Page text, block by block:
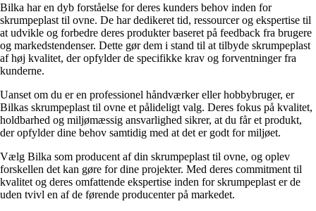
Bilka har en dyb forståelse for deres kunders behov inden for
skrumpeplast til ovne. De har dedikeret tid, ressourcer og ekspertise til
at udvikle og forbedre deres produkter baseret på feedback fra brugere
og markedstendenser. Dette gør dem i stand til at tilbyde skrumpeplast
af høj kvalitet, der opfylder de specifikke krav og forventninger fra
kunderne.
Uanset om du er en professionel håndværker eller hobbybruger, er
Bilkas skrumpeplast til ovne et pålideligt valg. Deres fokus på kvalitet,
holdbarhed og miljømæssig ansvarlighed sikrer, at du får et produkt,
der opfylder dine behov samtidig med at det er godt for miljøet.
Vælg Bilka som producent af din skrumpeplast til ovne, og oplev
forskellen det kan gøre for dine projekter. Med deres commitment til
kvalitet og deres omfattende ekspertise inden for skrumpeplast er de
uden tvivl en af de førende producenter på markedet.